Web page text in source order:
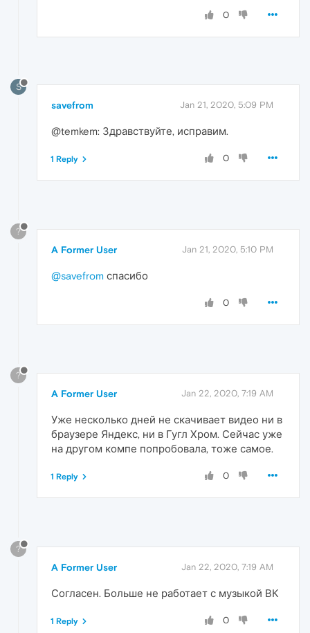
0
S
savefrom Jan 21, 2020, 5:09 PM
@temkem: Здравствуйте, исправим.
0
1 Reply
?
A Former User Jan 21, 2020, 5:10 PM
@savefrom спасибо
0
?
A Former User Jan 22, 2020, 7:19 AM
Уже несколько дней не скачивает видео ни в
браузере Яндекс, ни в Гугл Хром. Сейчас уже
на другом компе попробовала, тоже самое.
0
1 Reply
?
A Former User Jan 22, 2020, 7:19 AM
Согласен. Больше не работает с музыкой ВК
0
1 Reply